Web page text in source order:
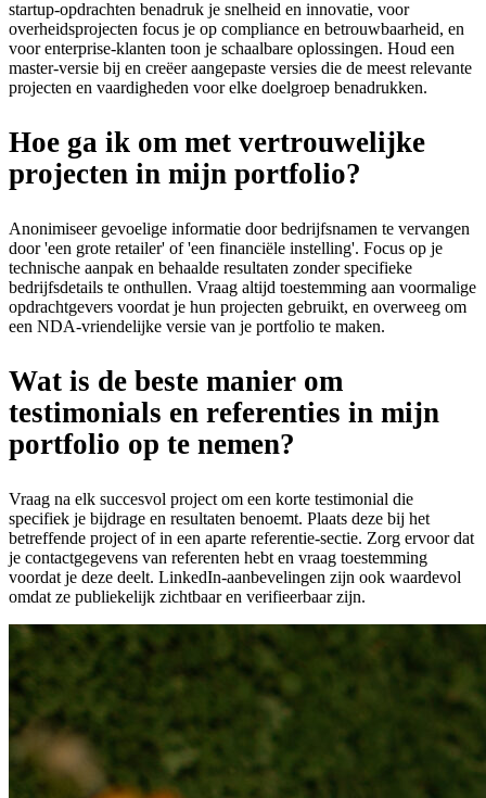
startup-opdrachten benadruk je snelheid en innovatie, voor
overheidsprojecten focus je op compliance en betrouwbaarheid, en
voor enterprise-klanten toon je schaalbare oplossingen. Houd een
master-versie bij en creëer aangepaste versies die de meest relevante
projecten en vaardigheden voor elke doelgroep benadrukken.
Hoe ga ik om met vertrouwelijke
projecten in mijn portfolio?
Anonimiseer gevoelige informatie door bedrijfsnamen te vervangen
door 'een grote retailer' of 'een financiële instelling'. Focus op je
technische aanpak en behaalde resultaten zonder specifieke
bedrijfsdetails te onthullen. Vraag altijd toestemming aan voormalige
opdrachtgevers voordat je hun projecten gebruikt, en overweeg om
een NDA-vriendelijke versie van je portfolio te maken.
Wat is de beste manier om
testimonials en referenties in mijn
portfolio op te nemen?
Vraag na elk succesvol project om een korte testimonial die
specifiek je bijdrage en resultaten benoemt. Plaats deze bij het
betreffende project of in een aparte referentie-sectie. Zorg ervoor dat
je contactgegevens van referenten hebt en vraag toestemming
voordat je deze deelt. LinkedIn-aanbevelingen zijn ook waardevol
omdat ze publiekelijk zichtbaar en verifieerbaar zijn.